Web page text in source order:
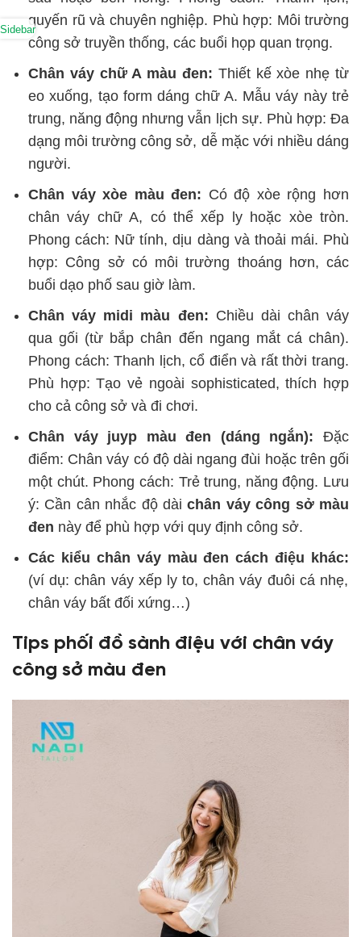
quyến rũ và chuyên nghiệp. Phù hợp: Môi trường
công sở truyền thống, các buổi họp quan trọng.
Chân váy chữ A màu đen: Thiết kế xòe nhẹ từ
eo xuống, tạo form dáng chữ A. Mẫu váy này trẻ
trung, năng động nhưng vẫn lịch sự. Phù hợp: Đa
dạng môi trường công sở, dễ mặc với nhiều dáng
người.
Chân váy xòe màu đen: Có độ xòe rộng hơn
chân váy chữ A, có thể xếp ly hoặc xòe tròn.
Phong cách: Nữ tính, dịu dàng và thoải mái. Phù
hợp: Công sở có môi trường thoáng hơn, các
buổi dạo phố sau giờ làm.
Chân váy midi màu đen: Chiều dài chân váy
qua gối (từ bắp chân đến ngang mắt cá chân).
Phong cách: Thanh lịch, cổ điển và rất thời trang.
Phù hợp: Tạo vẻ ngoài sophisticated, thích hợp
cho cả công sở và đi chơi.
Chân váy juyp màu đen (dáng ngắn): Đặc
điểm: Chân váy có độ dài ngang đùi hoặc trên gối
một chút. Phong cách: Trẻ trung, năng động. Lưu
ý: Cần cân nhắc độ dàichân váy công sở màu
đen này để phù hợp với quy định công sở.
Các kiểu chân váy màu đen cách điệu khác:
(ví dụ: chân váy xếp ly to, chân váy đuôi cá nhẹ,
chân váy bất đối xứng…)
Tips phối đồ sành điệu với chân váy
công sở màu đen
Sidebar